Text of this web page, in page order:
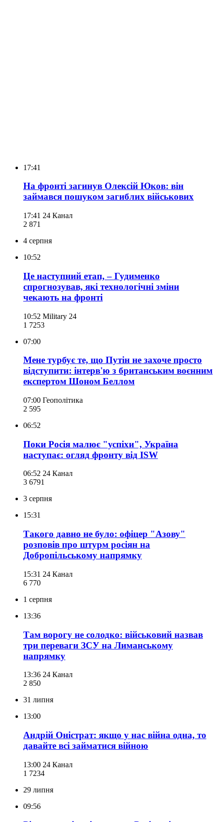
17:41
На фронті загинув Олексій Юков: він
займався пошуком загиблих військових
17:41 24 Канал
2 871
4 серпня
10:52
Це наступний етап, – Гудименко
спрогнозував, які технологічні зміни
чекають на фронті
10:52 Military 24
1 7253
07:00
Мене турбує те, що Путін не захоче просто
відступити: інтерв'ю з британським воєнним
експертом Шоном Беллом
07:00 Геополітика
2 595
06:52
Поки Росія малює "успіхи", Україна
наступає: огляд фронту від ISW
06:52 24 Канал
3 6791
3 серпня
15:31
Такого давно не було: офіцер "Азову"
розповів про штурм росіян на
Добропільському напрямку
15:31 24 Канал
6 770
1 серпня
13:36
Там ворогу не солодко: військовий назвав
три переваги ЗСУ на Лиманському
напрямку
13:36 24 Канал
2 850
31 липня
13:00
Андрій Оністрат: якщо у нас війна одна, то
давайте всі займатися війною
13:00 24 Канал
1 7234
29 липня
09:56